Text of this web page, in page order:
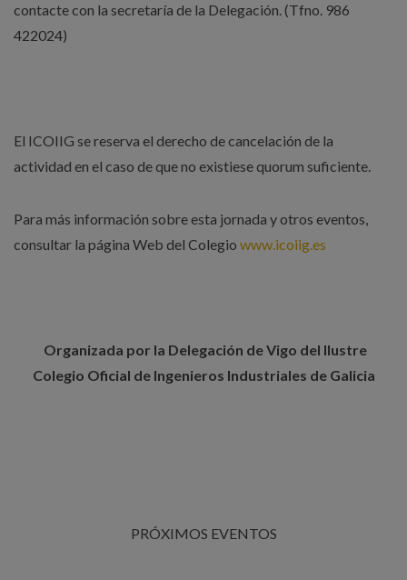
contacte con la secretaría de la Delegación. (Tfno. 986
422024)
El ICOIIG se reserva el derecho de cancelación de la
actividad en el caso de que no existiese quorum suficiente.
Para más información sobre esta jornada y otros eventos,
consultar la página Web del Colegio www.icoiig.es
Organizada por la Delegación de Vigo del Ilustre
Colegio Oficial de Ingenieros Industriales de Galicia
PRÓXIMOS EVENTOS